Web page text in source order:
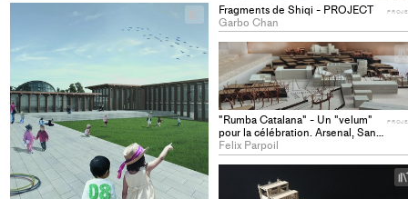
Fragments de Shiqi - PROJECT
Garbo Chan
Add
project
collections
"Rumba Catalana" - Un "velum"
pour la célébration. Arsenal, San
Jaume, Perpinya, Pyrénées
Orientales, F - PROJECT
Felix Parpoil
+
+